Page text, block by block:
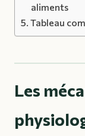
aliments
Tableau
Les